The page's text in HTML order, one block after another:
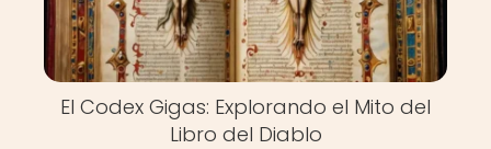
El Codex Gigas: Explorando el Mito del
Libro del Diablo